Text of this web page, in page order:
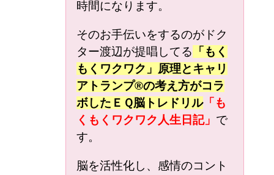
時間になります。
そのお手伝いをするのがドク
ター渡辺が提唱してる 「もく
もくワクワク」原理とキャリ
アトランプ®の考え方がコラ
ボしたＥＱ脳トレドリル「も
くもくワクワク人生日記」 で
す。
脳を活性化し、感情のコント